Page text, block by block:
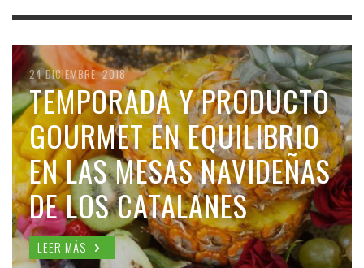
24 DICIEMBRE, 2018
TEMPORADA Y PRODUCTO
GOURMET EN EQUILIBRIO
EN LAS MESAS NAVIDEÑAS
DE LOS CATALANES
LEER MÁS